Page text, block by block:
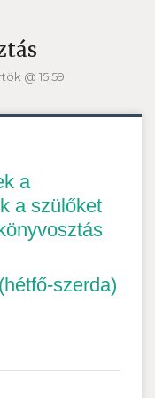
@ 15:59
a
a szülőket
szerda)